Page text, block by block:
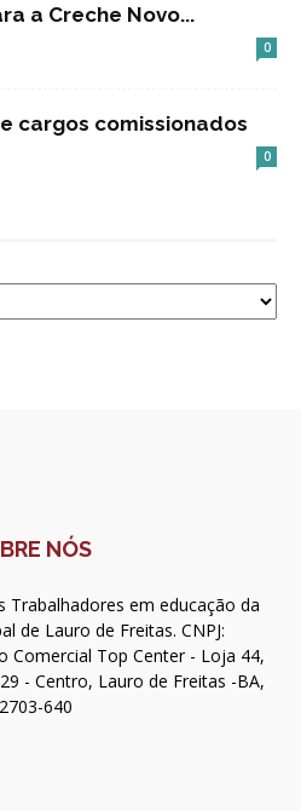
a Creche Novo...
0
cargos comissionados
0
NÓS
Trabalhadores em educação da
de Lauro de Freitas. CNPJ:
Comercial Top Center - Loja 44,
- Centro, Lauro de Freitas -BA,
640